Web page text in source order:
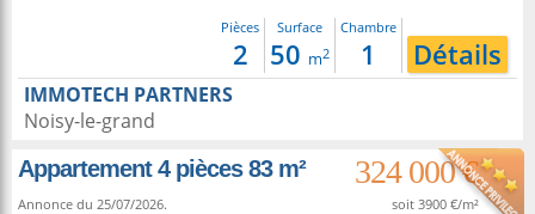
Pièces
2
Surface
50 m2
Chambre
1 Détails
IMMOTECH PARTNERS
Noisy-le-grand
Appartement 4 pièces 83 m²
324 000 €
Annonce du 25/07/2026. soit 3900 €/m²